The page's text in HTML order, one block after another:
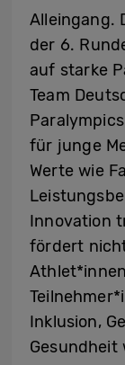
Alleingang.
der 6.
auf starke
Team
für junge
Werte wie
Innovation
fördert
Inklusion,
Gesundheit